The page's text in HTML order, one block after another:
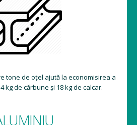
tone de oțel ajută la economisirea a
kg de cărbune și 18 kg de calcar.